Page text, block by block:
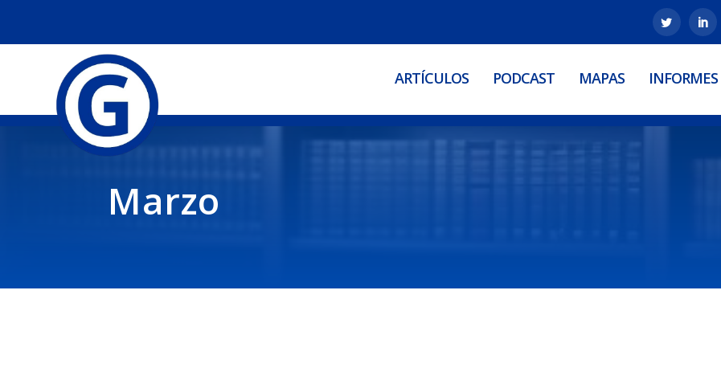
ARTÍCULOS PODCAST MAPAS INFORMES
Marzo